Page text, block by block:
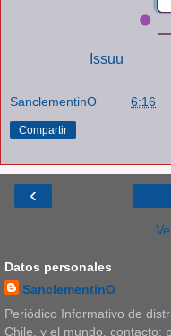
Issuu
SanclementinO 6:16
Compartir
‹
Datos personales
SanclementinO
Periódico Informativo de
Chile, y el mundo. contacto: